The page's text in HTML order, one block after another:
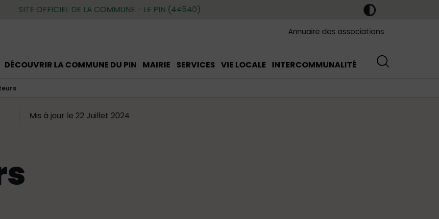
SITE OFFICIEL DE LA COMMUNE - LE PIN (44540)
Annuaire des associations
DÉCOUVRIR LA COMMUNE DU PIN MAIRIE SERVICES VIE LOCALE INTERCOMMUNALITÉ
Mis à jour le 22 Juillet 2024